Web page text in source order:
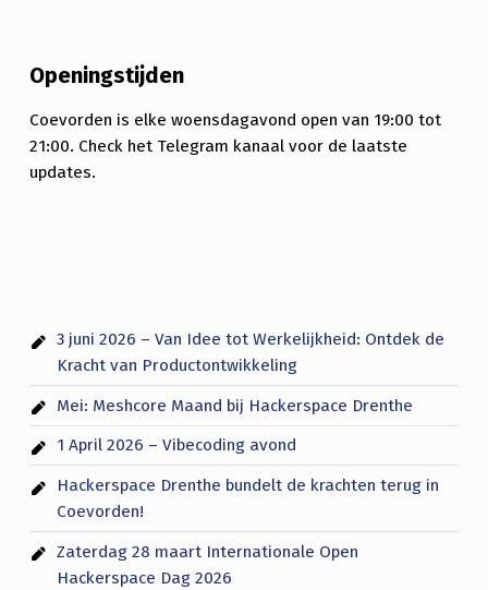
Openingstijden
Coevorden is elke woensdagavond open van 19:00 tot
21:00. Check het Telegram kanaal voor de laatste
updates.
3 juni 2026 – Van Idee tot Werkelijkheid: Ontdek de
Kracht van Productontwikkeling
Mei: Meshcore Maand bij Hackerspace Drenthe
1 April 2026 – Vibecoding avond
Hackerspace Drenthe bundelt de krachten terug in
Coevorden!
Zaterdag 28 maart Internationale Open
Hackerspace Dag 2026